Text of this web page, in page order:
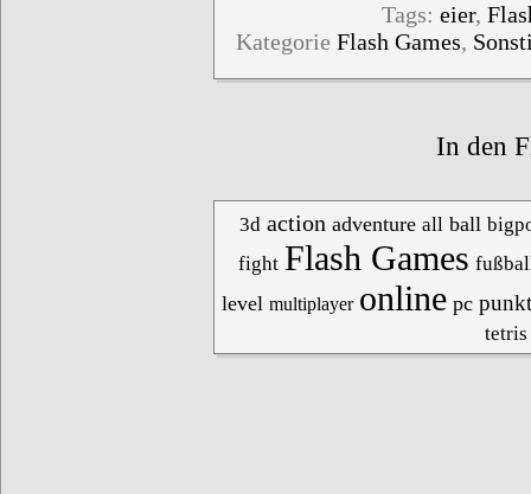
Tags: eier,
Kategorie Flash Games,
In den
3d action adventure all ball
fight Flash Games
level multiplayer online pc
tetris